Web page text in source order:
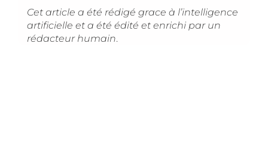
Cet article a été rédigé grace à l’intelligence
artificielle et a été édité et enrichi par un
rédacteur humain.